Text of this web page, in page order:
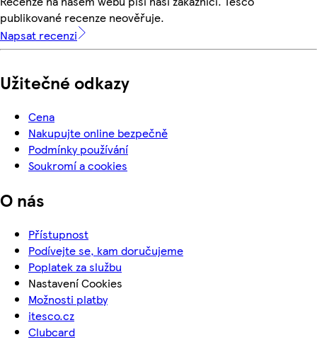
publikované recenze neověřuje.
Napsat recenzi
Užitečné odkazy
Cena
Nakupujte online bezpečně
Podmínky používání
Soukromí a cookies
O nás
Přístupnost
Podívejte se, kam doručujeme
Poplatek za službu
Nastavení Cookies
Možnosti platby
itesco.cz
Clubcard